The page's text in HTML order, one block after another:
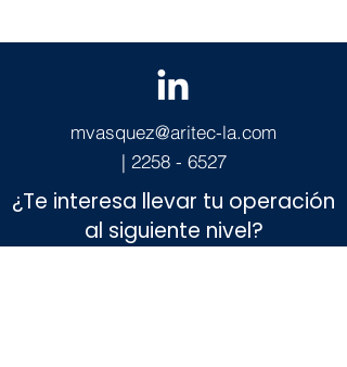
mvasquez@aritec-la.com
| 2258 - 6527
¿Te interesa llevar tu operación
al siguiente nivel?